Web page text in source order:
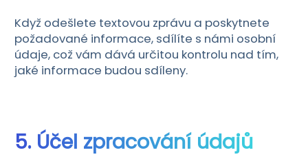
Když odešlete textovou zprávu a poskytnete
požadované informace, sdílíte s námi osobní
údaje, což vám dává určitou kontrolu nad tím,
jaké informace budou sdíleny.
5. Účel zpracování údajů